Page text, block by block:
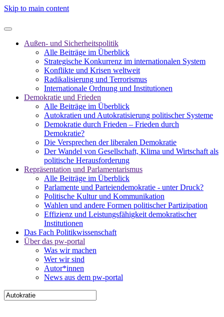
Skip to main content
Außen- und Sicherheitspolitik
Alle Beiträge im Überblick
Strategische Konkurrenz im internationalen System
Konflikte und Krisen weltweit
Radikalisierung und Terrorismus
Internationale Ordnung und Institutionen
Demokratie und Frieden
Alle Beiträge im Überblick
Autokratien und Autokratisierung politischer Systeme
Demokratie durch Frieden – Frieden durch
Demokratie?
Die Versprechen der liberalen Demokratie
Der Wandel von Gesellschaft, Klima und Wirtschaft als
politische Herausforderung
Repräsentation und Parlamentarismus
Alle Beiträge im Überblick
Parlamente und Parteiendemokratie - unter Druck?
Politische Kultur und Kommunikation
Wahlen und andere Formen politischer Partizipation
Effizienz und Leistungsfähigkeit demokratischer
Institutionen
Das Fach Politikwissenschaft
Über das pw-portal
Was wir machen
Wer wir sind
Autor*innen
News aus dem pw-portal